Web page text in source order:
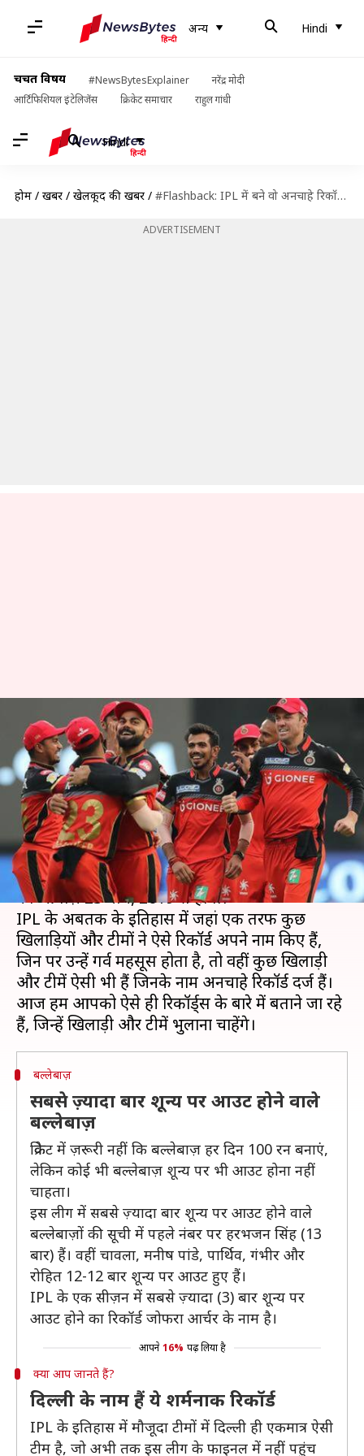
अन्य Hindi
चर्चित विषय #NewsBytesExplainer
नरेंद्र मोदी
आर्टिफिशियल इंटेलिजेंस
क्रिकेट समाचार राहुल गांधी
Hindi
होम / खबरें / खेलकूद की खबरें / #Flashback: IPL में बने वो अनचाहे रिकॉर्ड, जिन्हें खिलाड़ी भुलाना चाहेंगे
ADVERTISEMENT
#Flashback: IPL में बने वो
अनचाहे रिकॉर्ड, जिन्हें खिलाड़ी
भुलाना चाहेंगे
लेखन मोहम्मद वाहिद Feb 14, 2019 07:50 pm
क्या है खबर?
दुनिया की सबसे लोकप्रिय टी-20 लीग IPL के 12वें सीज़न
का आगाज़ 23 मार्च, 2019 से होगा।
IPL के अबतक के इतिहास में जहां एक तरफ कुछ
खिलाड़ियों और टीमों ने ऐसे रिकॉर्ड अपने नाम किए हैं,
जिन पर उन्हें गर्व महसूस होता है, तो वहीं कुछ खिलाड़ी
और टीमें ऐसी भी हैं जिनके नाम अनचाहे रिकॉर्ड दर्ज हैं।
आज हम आपको ऐसे ही रिकॉर्ड्स के बारे में बताने जा रहे
बल्लेबाज़
सबसे ज़्यादा बार शून्य पर आउट होने वाले
बल्लेबाज़
क्रिकेट में ज़रूरी नहीं कि बल्लेबाज़ हर दिन 100 रन बनाएं,
लेकिन कोई भी बल्लेबाज़ शून्य पर भी आउट होना नहीं
चाहता।
इस लीग में सबसे ज़्यादा बार शून्य पर आउट होने वाले
बल्लेबाज़ों की सूची में पहले नंबर पर हरभजन सिंह (13
बार) हैं। वहीं चावला, मनीष पांडे, पार्थिव, गंभीर और
रोहित 12-12 बार शून्य पर आउट हुए हैं।
IPL के एक सीज़न में सबसे ज़्यादा (3) बार शून्य पर
आउट होने का रिकॉर्ड जोफरा आर्चर के नाम है।
आपने 16% पढ़ लिया है
क्या आप जानते हैं?
दिल्ली के नाम हैं ये शर्मनाक रिकॉर्ड
IPL के इतिहास में मौजूदा टीमों में दिल्ली ही एकमात्र ऐसी
टीम है, जो अभी तक इस लीग के फाइनल में नहीं पहुंच